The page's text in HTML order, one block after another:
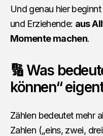
Und genau hier
und Erziehende: aus
Momente machen.
🔢 Was
können“
Zählen bedeutet mehr
Zahlen („eins, zwei,